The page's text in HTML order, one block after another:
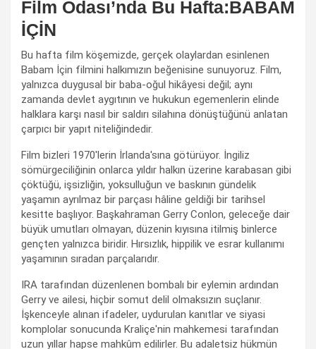
Film Odası’nda Bu Hafta:BABAM
İÇİN
Bu hafta film köşemizde, gerçek olaylardan esinlenen
Babam İçin filmini halkımızın beğenisine sunuyoruz. Film,
yalnızca duygusal bir baba-oğul hikâyesi değil; aynı
zamanda devlet aygıtının ve hukukun egemenlerin elinde
halklara karşı nasıl bir saldırı silahına dönüştüğünü anlatan
çarpıcı bir yapıt niteliğindedir.
Film bizleri 1970'lerin İrlanda'sına götürüyor. İngiliz
sömürgeciliğinin onlarca yıldır halkın üzerine karabasan gibi
çöktüğü, işsizliğin, yoksulluğun ve baskının gündelik
yaşamın ayrılmaz bir parçası hâline geldiği bir tarihsel
kesitte başlıyor. Başkahraman Gerry Conlon, geleceğe dair
büyük umutları olmayan, düzenin kıyısına itilmiş binlerce
gençten yalnızca biridir. Hırsızlık, hippilik ve esrar kullanımı
yaşamının sıradan parçalarıdır.
IRA tarafından düzenlenen bombalı bir eylemin ardından
Gerry ve ailesi, hiçbir somut delil olmaksızın suçlanır.
İşkenceyle alınan ifadeler, uydurulan kanıtlar ve siyasi
komplolar sonucunda Kraliçe'nin mahkemesi tarafından
uzun yıllar hapse mahkûm edilirler. Bu adaletsiz hükmün